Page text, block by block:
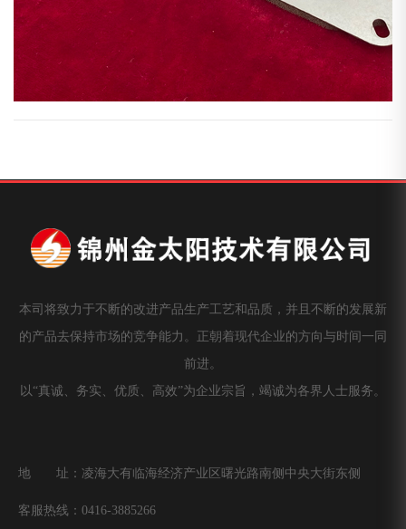
本司将致力于不断的改进产品生产工艺和品质，并且不断的发展新
的产品去保持市场的竞争能力。正朝着现代企业的方向与时间一同
前进。
以“真诚、务实、优质、高效”为企业宗旨，竭诚为各界人士服务。
地 址：凌海大有临海经济产业区曙光路南侧中央大街东侧
客服热线：0416-3885266